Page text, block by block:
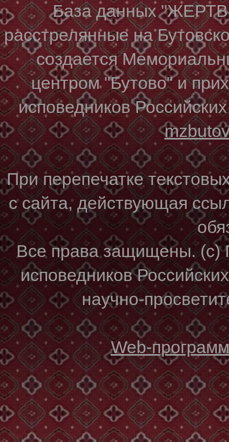
База данных
расстрелянные на
создается
центром "Бутово" и
исповедников
При перепечатке
с сайта, действующая
Все права защищены. (с)
исповедников
научно-
Web-